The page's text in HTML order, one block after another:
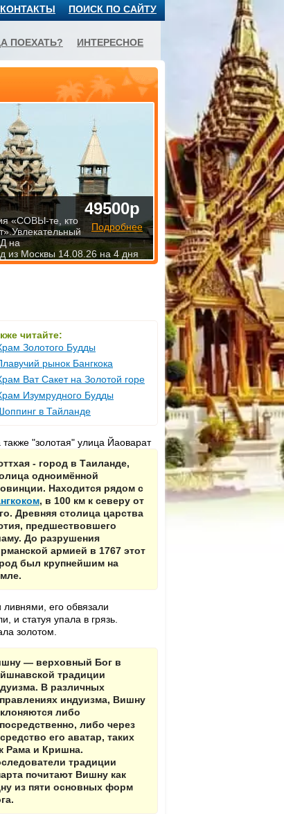
читайте:
Золотого Будды
рынок Бангкока
Ват Сакет на Золотой горе
Изумрудного Будды
в Тайланде
также "золотая" улица Йаоварат
- город в Таиланде,
одноимённой
Находится рядом с
, в 100 км к северу от
Древняя столица царства
предшествовшего
До разрушения
армией в 1767 этот
был крупнейшим на
его обвязали
и статуя упала в грязь.
золотом.
— верховный Бог в
традиции
В различных
индуизма, Вишну
либо
либо через
его аватар, таких
Рама и Кришна.
традиции
почитают Вишну как
из пяти основных форм
49500р
Подробнее
«СОВЫ-те, кто
на
из Москвы 14.08.26 на 4 дня
ПОИСК ПО САЙТУ
КОНТАКТЫ
ПОЕХАТЬ? ИНТЕРЕСНОЕ